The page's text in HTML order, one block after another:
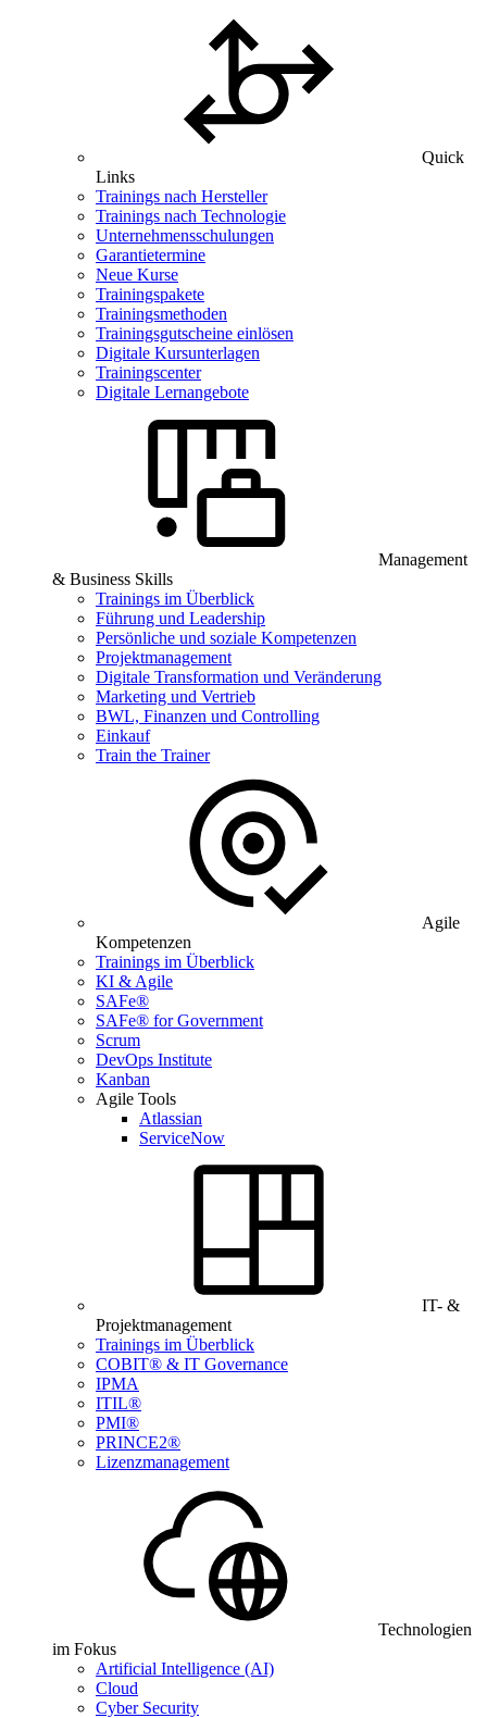
Quick
Links
Trainings nach Hersteller
Trainings nach Technologie
Unternehmensschulungen
Garantietermine
Neue Kurse
Trainingspakete
Trainingsmethoden
Trainingsgutscheine einlösen
Digitale Kursunterlagen
Trainingscenter
Digitale Lernangebote
Management
& Business Skills
Trainings im Überblick
Führung und Leadership
Persönliche und soziale Kompetenzen
Projektmanagement
Digitale Transformation und Veränderung
Marketing und Vertrieb
BWL, Finanzen und Controlling
Einkauf
Train the Trainer
Agile
Kompetenzen
Trainings im Überblick
KI & Agile
SAFe®
SAFe® for Government
Scrum
DevOps Institute
Kanban
Agile Tools
Atlassian
ServiceNow
IT- &
Projektmanagement
Trainings im Überblick
COBIT® & IT Governance
IPMA
ITIL®
PMI®
PRINCE2®
Lizenzmanagement
Technologien
im Fokus
Artificial Intelligence (AI)
Cloud
Cyber Security